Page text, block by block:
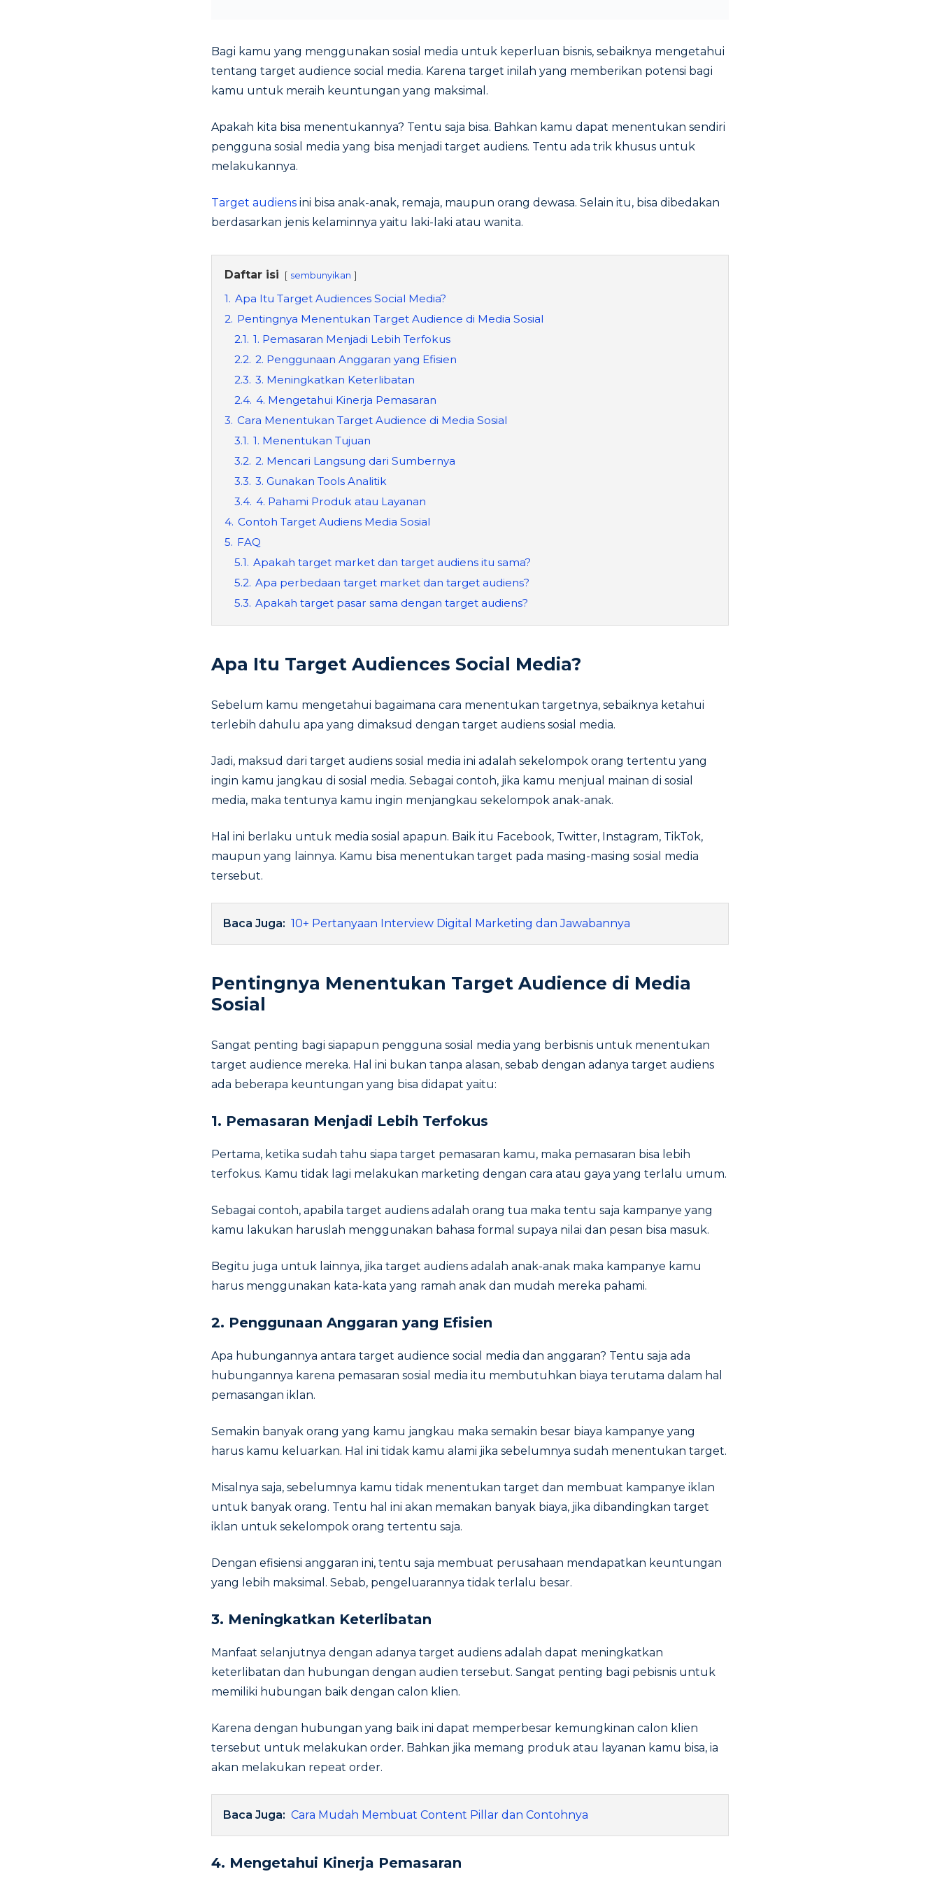
Bagi kamu yang menggunakan sosial media untuk keperluan bisnis, sebaiknya mengetahui
tentang target audience social media. Karena target inilah yang memberikan potensi bagi
kamu untuk meraih keuntungan yang maksimal.
Apakah kita bisa menentukannya? Tentu saja bisa. Bahkan kamu dapat menentukan sendiri
pengguna sosial media yang bisa menjadi target audiens. Tentu ada trik khusus untuk
melakukannya.
Target audiens ini bisa anak-anak, remaja, maupun orang dewasa. Selain itu, bisa dibedakan
berdasarkan jenis kelaminnya yaitu laki-laki atau wanita.
Daftar isi sembunyikan
1. Apa Itu Target Audiences Social Media?
2. Pentingnya Menentukan Target Audience di Media Sosial
2.1. 1. Pemasaran Menjadi Lebih Terfokus
2.2. 2. Penggunaan Anggaran yang Efisien
2.3. 3. Meningkatkan Keterlibatan
2.4. 4. Mengetahui Kinerja Pemasaran
3. Cara Menentukan Target Audience di Media Sosial
3.1. 1. Menentukan Tujuan
3.2. 2. Mencari Langsung dari Sumbernya
3.3. 3. Gunakan Tools Analitik
3.4. 4. Pahami Produk atau Layanan
4. Contoh Target Audiens Media Sosial
5. FAQ
5.1. Apakah target market dan target audiens itu sama?
5.2. Apa perbedaan target market dan target audiens?
5.3. Apakah target pasar sama dengan target audiens?
Apa Itu Target Audiences Social Media?
Sebelum kamu mengetahui bagaimana cara menentukan targetnya, sebaiknya ketahui
terlebih dahulu apa yang dimaksud dengan target audiens sosial media.
Jadi, maksud dari target audiens sosial media ini adalah sekelompok orang tertentu yang
ingin kamu jangkau di sosial media. Sebagai contoh, jika kamu menjual mainan di sosial
media, maka tentunya kamu ingin menjangkau sekelompok anak-anak.
Hal ini berlaku untuk media sosial apapun. Baik itu Facebook, Twitter, Instagram, TikTok,
maupun yang lainnya. Kamu bisa menentukan target pada masing-masing sosial media
tersebut.
Baca Juga: 10+ Pertanyaan Interview Digital Marketing dan Jawabannya
Pentingnya Menentukan Target Audience di Media
Sosial
Sangat penting bagi siapapun pengguna sosial media yang berbisnis untuk menentukan
target audience mereka. Hal ini bukan tanpa alasan, sebab dengan adanya target audiens
ada beberapa keuntungan yang bisa didapat yaitu:
1. Pemasaran Menjadi Lebih Terfokus
Pertama, ketika sudah tahu siapa target pemasaran kamu, maka pemasaran bisa lebih
terfokus. Kamu tidak lagi melakukan marketing dengan cara atau gaya yang terlalu umum.
Sebagai contoh, apabila target audiens adalah orang tua maka tentu saja kampanye yang
kamu lakukan haruslah menggunakan bahasa formal supaya nilai dan pesan bisa masuk.
Begitu juga untuk lainnya, jika target audiens adalah anak-anak maka kampanye kamu
harus menggunakan kata-kata yang ramah anak dan mudah mereka pahami.
2. Penggunaan Anggaran yang Efisien
Apa hubungannya antara target audience social media dan anggaran? Tentu saja ada
hubungannya karena pemasaran sosial media itu membutuhkan biaya terutama dalam hal
pemasangan iklan.
Semakin banyak orang yang kamu jangkau maka semakin besar biaya kampanye yang
harus kamu keluarkan. Hal ini tidak kamu alami jika sebelumnya sudah menentukan target.
Misalnya saja, sebelumnya kamu tidak menentukan target dan membuat kampanye iklan
untuk banyak orang. Tentu hal ini akan memakan banyak biaya, jika dibandingkan target
iklan untuk sekelompok orang tertentu saja.
Dengan efisiensi anggaran ini, tentu saja membuat perusahaan mendapatkan keuntungan
yang lebih maksimal. Sebab, pengeluarannya tidak terlalu besar.
3. Meningkatkan Keterlibatan
Manfaat selanjutnya dengan adanya target audiens adalah dapat meningkatkan
keterlibatan dan hubungan dengan audien tersebut. Sangat penting bagi pebisnis untuk
memiliki hubungan baik dengan calon klien.
Karena dengan hubungan yang baik ini dapat memperbesar kemungkinan calon klien
tersebut untuk melakukan order. Bahkan jika memang produk atau layanan kamu bisa, ia
akan melakukan repeat order.
Baca Juga: Cara Mudah Membuat Content Pillar dan Contohnya
4. Mengetahui Kinerja Pemasaran